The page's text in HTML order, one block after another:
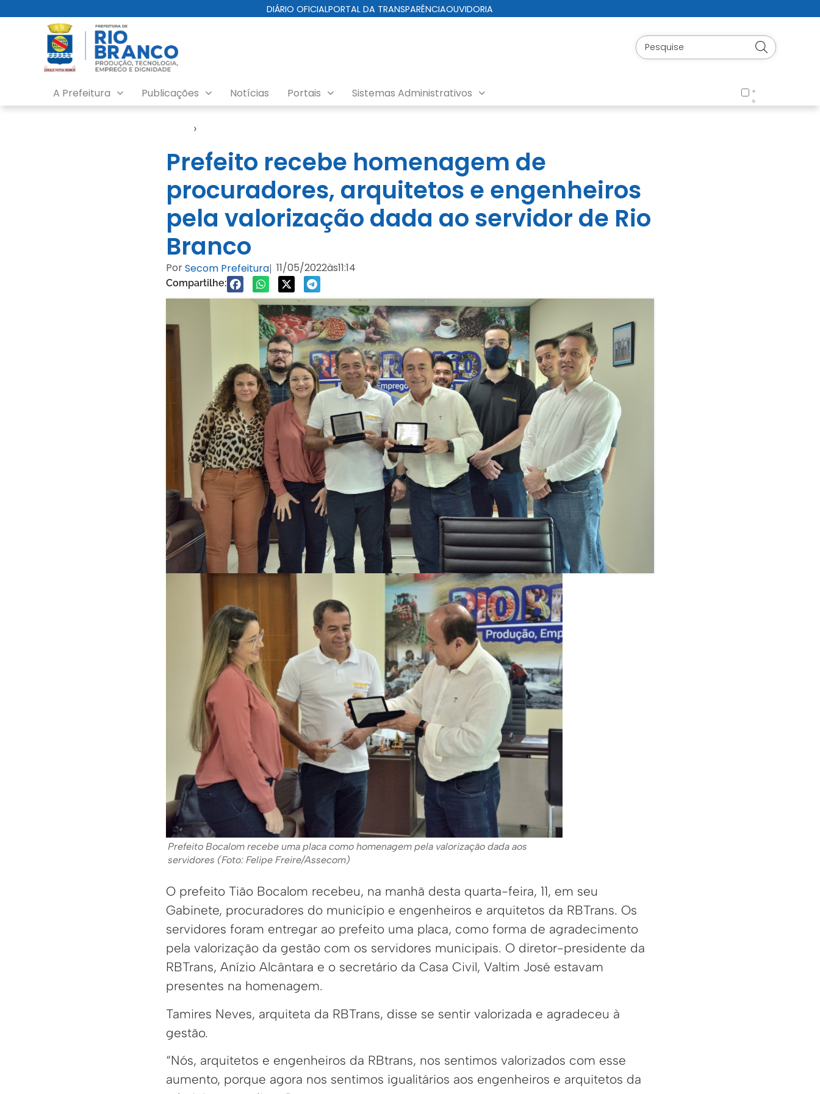
DIÁRIO OFICIALPORTAL DA TRANSPARÊNCIAOUVIDORIA
A Prefeitura Publicações Notícias Portais Sistemas Administrativos
›
Prefeito recebe homenagem de
procuradores, arquitetos e engenheiros
pela valorização dada ao servidor de Rio
Branco
PorSecom Prefeitura| 11/05/2022às11:14
Compartilhe:
Prefeito Bocalom recebe uma placa como homenagem pela valorização dada aos
servidores (Foto: Felipe Freire/Assecom)
O prefeito Tião Bocalom recebeu, na manhã desta quarta-feira, 11, em seu
Gabinete, procuradores do município e engenheiros e arquitetos da RBTrans. Os
servidores foram entregar ao prefeito uma placa, como forma de agradecimento
pela valorização da gestão com os servidores municipais. O diretor-presidente da
RBTrans, Anízio Alcântara e o secretário da Casa Civil, Valtim José estavam
presentes na homenagem.
Tamires Neves, arquiteta da RBTrans, disse se sentir valorizada e agradeceu à
gestão.
“Nós, arquitetos e engenheiros da RBtrans, nos sentimos valorizados com esse
aumento, porque agora nos sentimos igualitários aos engenheiros e arquitetos da